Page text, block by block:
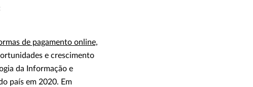
de pagamento online,
e crescimento
da Informação e
país em 2020. Em